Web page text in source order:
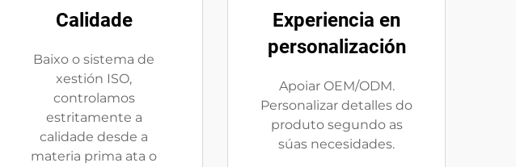
Calidade
Baixo o sistema de
xestión ISO,
controlamos
estritamente a
calidade desde a
materia prima ata o
Experiencia en
personalización
Apoiar OEM/ODM.
Personalizar detalles do
produto segundo as
súas necesidades.